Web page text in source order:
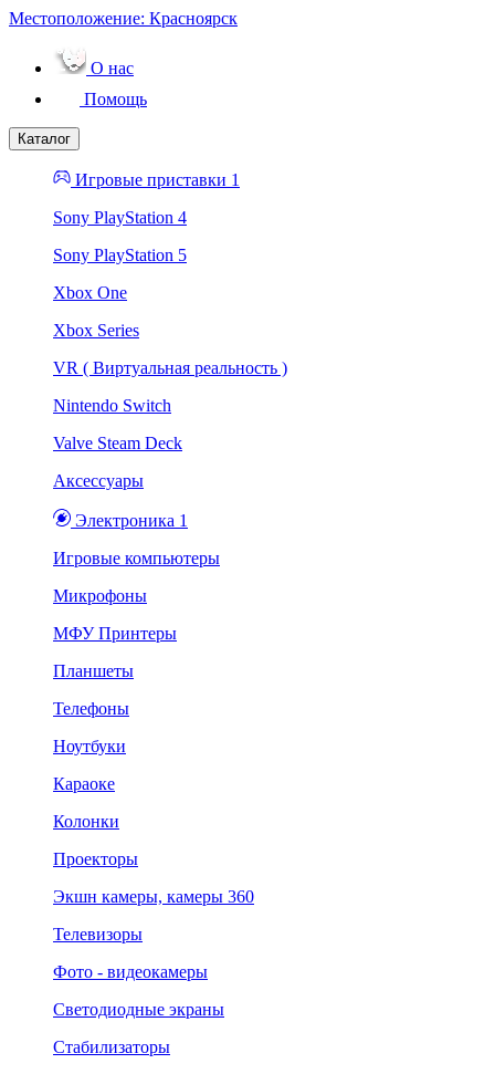
Местоположение: Красноярск
О нас
Помощь
Каталог
Игровые приставки 1
Sony PlayStation 4
Sony PlayStation 5
Xbox One
Xbox Series
VR ( Виртуальная реальность )
Nintendo Switch
Valve Steam Deck
Аксессуары
Электроника 1
Игровые компьютеры
Микрофоны
МФУ Принтеры
Планшеты
Телефоны
Ноутбуки
Караоке
Колонки
Проекторы
Экшн камеры, камеры 360
Телевизоры
Фото - видеокамеры
Светодиодные экраны
Стабилизаторы